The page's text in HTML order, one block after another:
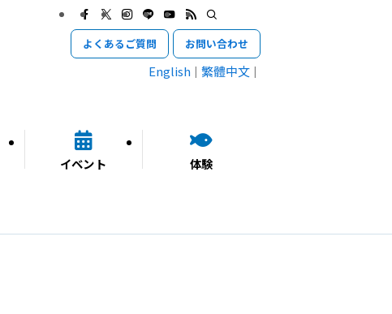
イベント 体験
よくあるご質問 お問い合わせ
English 繁體中文